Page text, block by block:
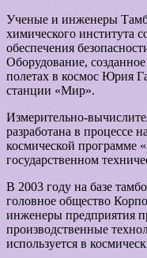
Ученые и инженеры
химического института
обеспечения
Оборудование,
полетах в космос Юрия
станции «Мир».
Измерительно-
разработана в процессе
космической программе
государственном
В 2003 году на базе
головное общество
инженеры предприятия
производственные
используется в